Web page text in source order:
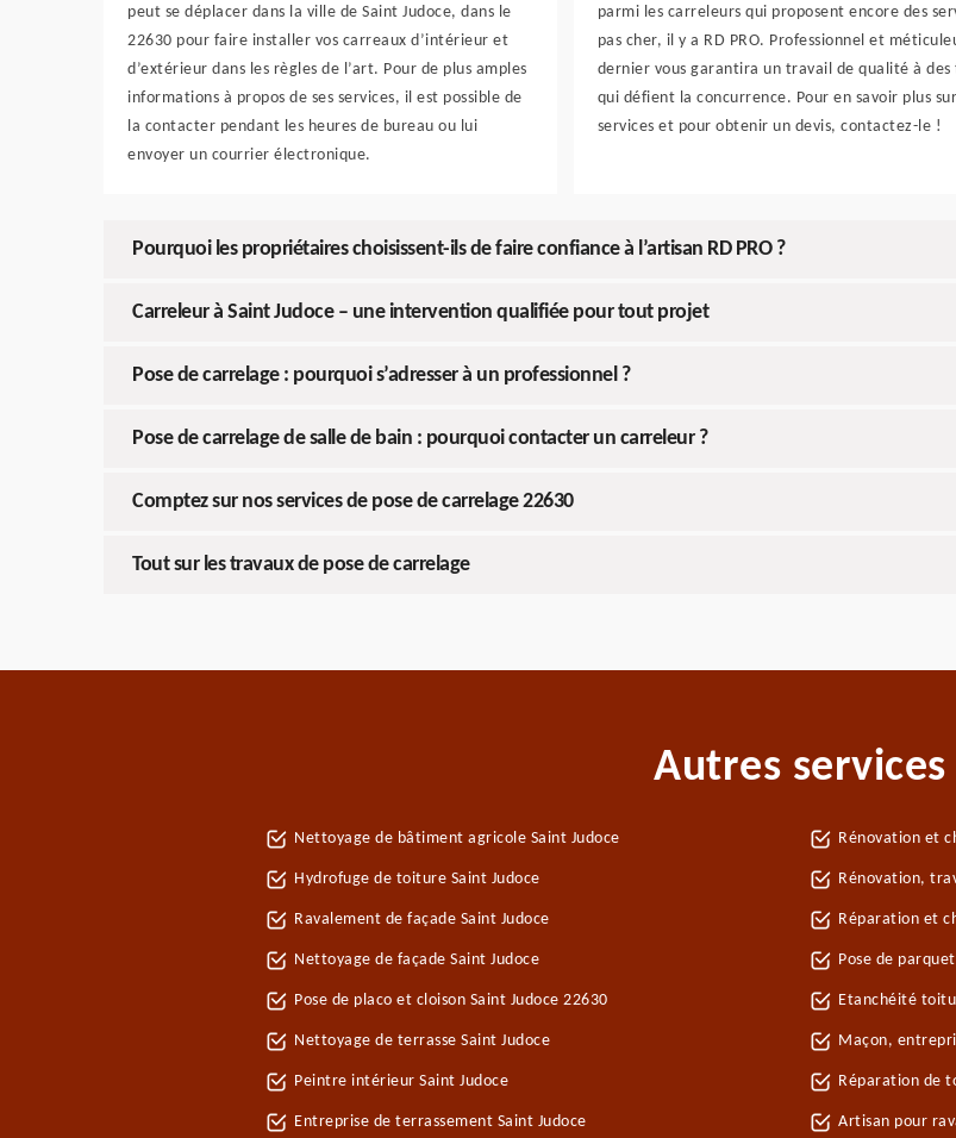
peut se déplacer dans la ville de Saint Judoce, dans le
22630 pour faire installer vos carreaux d’intérieur et
d’extérieur dans les règles de l’art. Pour de plus amples
informations à propos de ses services, il est possible de
la contacter pendant les heures de bureau ou lui
envoyer un courrier électronique.
parmi les carreleurs qui proposent encore des
pas cher, il y a RD PRO. Professionnel et
dernier vous garantira un travail de qualité à des
qui défient la concurrence. Pour en savoir plus
services et pour obtenir un devis, contactez-le !
Pourquoi les propriétaires choisissent-ils de faire confiance à l’artisan RD PRO ?
Carreleur à Saint Judoce – une intervention qualifiée pour tout projet
Pose de carrelage : pourquoi s’adresser à un professionnel ?
Pose de carrelage de salle de bain : pourquoi contacter un carreleur ?
Comptez sur nos services de pose de carrelage 22630
Tout sur les travaux de pose de carrelage
Autres services
Nettoyage de bâtiment agricole Saint Judoce
Hydrofuge de toiture Saint Judoce
Ravalement de façade Saint Judoce
Nettoyage de façade Saint Judoce
Pose de placo et cloison Saint Judoce 22630
Nettoyage de terrasse Saint Judoce
Peintre intérieur Saint Judoce
Entreprise de terrassement Saint Judoce
Rénovation et
Rénovation,
Réparation et
Pose de
Etanchéité
Maçon,
Réparation de
Artisan pour